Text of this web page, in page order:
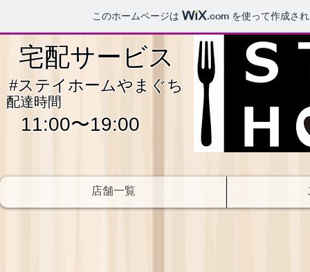
このホームページは .com を使って作成さ
宅配サービス
​#ステイホームやまぐち
配達時間
11:00〜19:00
店舗一覧